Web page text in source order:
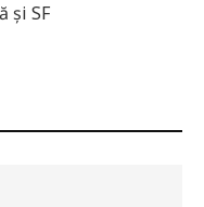
și SF